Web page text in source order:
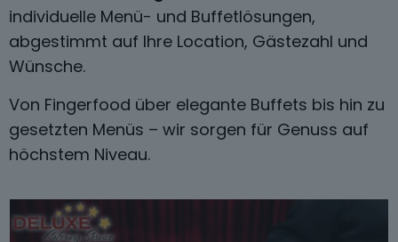
individuelle Menü- und Buffetlösungen,
abgestimmt auf Ihre Location, Gästezahl und
Wünsche.
Von Fingerfood über elegante Buffets bis hin zu
gesetzten Menüs – wir sorgen für Genuss auf
höchstem Niveau.